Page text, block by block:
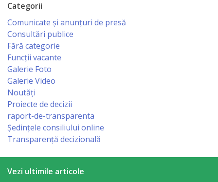
Deciziile
Consiliului
Consiliul
de
tineret
Activitatea
primăriei
Instituții
subordonate
Categorii
Comunicate și anunțuri de presă
Consultări publice
Fără categorie
Funcții vacante
Galerie Foto
Galerie Video
Noutăți
Proiecte de decizii
raport-de-transparenta
Ședințele consiliului online
Transparență decizională
Vezi ultimile articole